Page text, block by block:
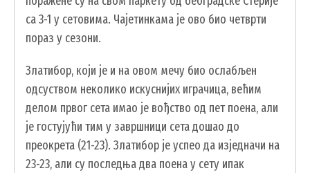
са 3-1 у сетовима. Чајетинкама је ово био четврти
пораз у сезони.
Златибор, који је и на овом мечу био ослабљен
одсуством неколико искуснијих играчица, већим
делом првог сета имао је вођство од пет поена, али
је гостујући тим у завршници сета дошао до
преокрета (21-23). Златибор је успео да изједначи на
23-23, али су последња два поена у сету ипак